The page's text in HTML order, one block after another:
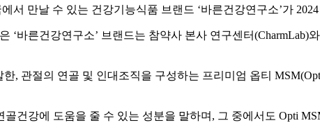
서 만날 수 있는 건강기능식품 브랜드 ‘바른건강연구소’가
바른건강연구소’ 브랜드는 참약사 본사 연구센터(CharmLab)
, 관절의 연골 및 인대조직을 구성하는 프리미엄 옵티
건강에 도움을 줄 수 있는 성분을 말하며, 그 중에서도 Opti